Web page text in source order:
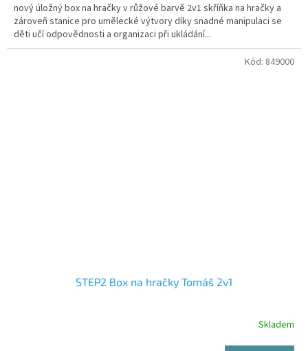
nový úložný box na hračky v růžové barvě 2v1 skříňka na hračky a
zároveň stanice pro umělecké výtvory díky snadné manipulaci se
děti učí odpovědnosti a organizaci při ukládání...
STEP2 Box na hračky Tomáš 2v1
Skladem
Kód: 849000